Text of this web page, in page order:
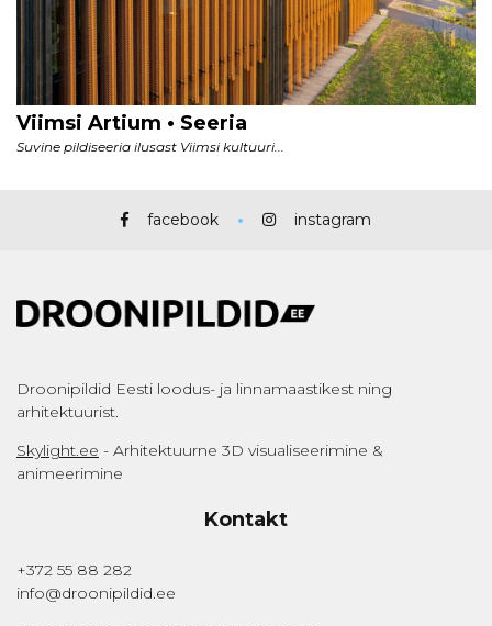
facebook instagram
Droonipildid Eesti loodus- ja linnamaastikest ning
arhitektuurist.
Skylight.ee - Arhitektuurne 3D visualiseerimine &
animeerimine
Kontakt
+372 55 88 282
info@droonipildid.ee